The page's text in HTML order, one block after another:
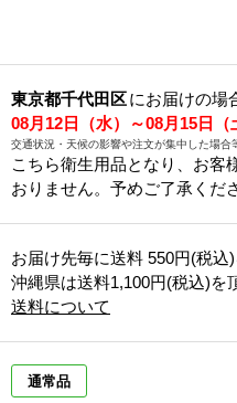
東京都千代田区にお届けの場
08月12日（水）～08月15日（
交通状況・天候の影響や注文が集中した場合
こちら衛生用品となり、お客
おりません。予めご了承くだ
お届け先毎に送料 550円(税込)
沖縄県は送料1,100円(税込)を
送料について
通常品